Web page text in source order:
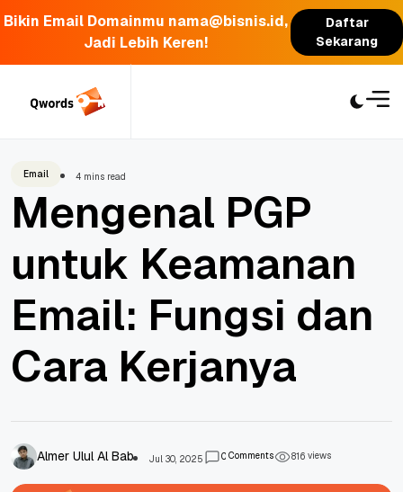
Bikin Email Domainmu nama@bisnis.id,
Jadi Lebih Keren!
Daftar
Sekarang
Email 4 mins read
Mengenal PGP
untuk Keamanan
Email: Fungsi dan
Cara Kerjanya
Almer Ulul Al Bab Jul 30, 2025 0Comments 816views